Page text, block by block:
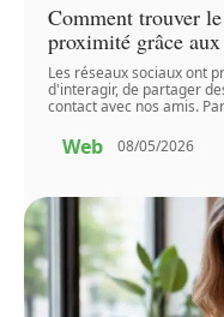
Comment trouver
proximité grâce
Les réseaux sociaux ont
d'interagir, de partager
contact avec nos amis.
Web 08/05/2026